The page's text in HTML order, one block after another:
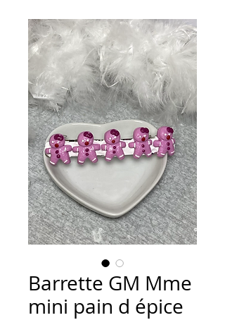
Barrette GM Mme
mini pain d épice